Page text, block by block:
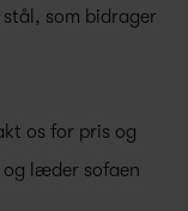
som bidrager
os for pris og
læder sofaen